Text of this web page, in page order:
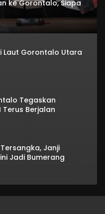
ke Gorontalo, Siapa
Laut Gorontalo Utara
Tegaskan
Terus Berjalan
Janji
Jadi Bumerang